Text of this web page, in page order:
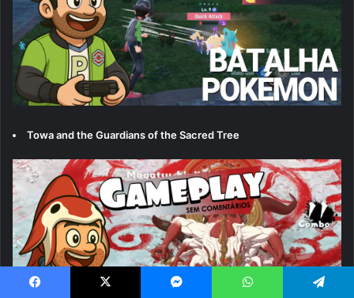
Towa and the Guardians of the Sacred Tree